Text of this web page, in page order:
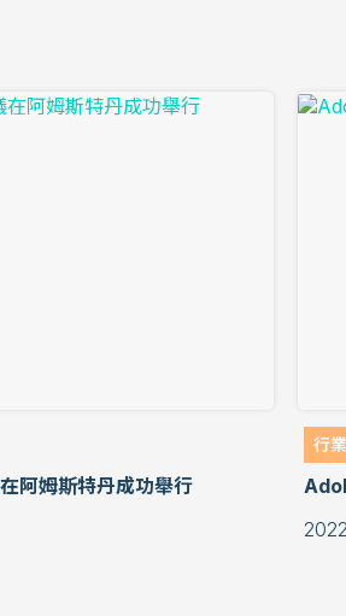
阿姆斯特丹成功舉行
行